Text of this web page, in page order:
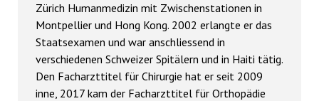
Zürich Humanmedizin mit Zwischenstationen in
Montpellier und Hong Kong. 2002 erlangte er das
Staatsexamen und war anschliessend in
verschiedenen Schweizer Spitälern und in Haiti tätig.
Den Facharzttitel für Chirurgie hat er seit 2009
inne, 2017 kam der Facharzttitel für Orthopädie